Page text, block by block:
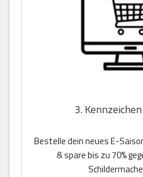
3.
Bestelle dein neues E-
& spare bis zu 70%